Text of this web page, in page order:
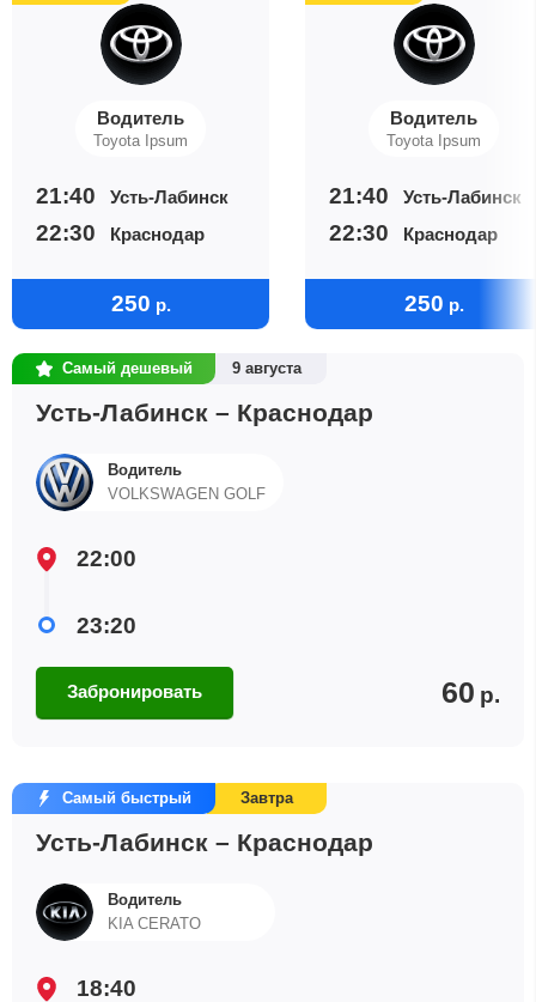
Водитель
Toyota Ipsum
21:40 Усть-Лабинск
22:30 Краснодар
250 р.
Водитель
Toyota Ipsum
21:40 Усть-Лабинск
22:30 Краснодар
250 р.
Самый дешевый 9 августа
Усть-Лабинск – Краснодар
Водитель
VOLKSWAGEN GOLF
22:00
23:20
Забронировать 60 р.
Самый быстрый Завтра
Усть-Лабинск – Краснодар
Водитель
KIA CERATO
18:40